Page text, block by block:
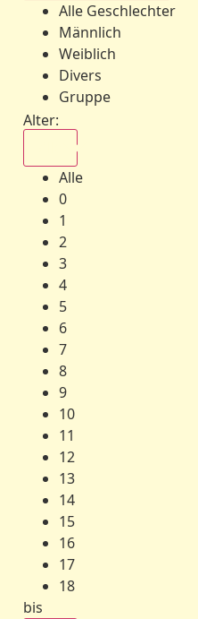
Alle Geschlechter
Männlich
Weiblich
Divers
Gruppe
Alter:
Alle
0
1
2
3
4
5
6
7
8
9
10
11
12
13
14
15
16
17
18
bis